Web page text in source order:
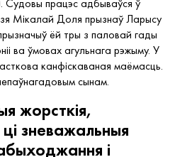
Судовы працэс адбываўся ў
Мікалай Доля прызнаў Ларысу
ёй тры з паловай гады
ва ўмовах агульнага рэжыму. У
канфіскаваная маёмасць.
сынам.
жорсткія,
зневажальныя
і